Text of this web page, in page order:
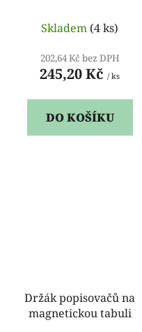
Skladem (4 ks)
202,64 Kč bez DPH
245,20 Kč / ks
DO KOŠÍKU
Držák popisovačů na
magnetickou tabuli